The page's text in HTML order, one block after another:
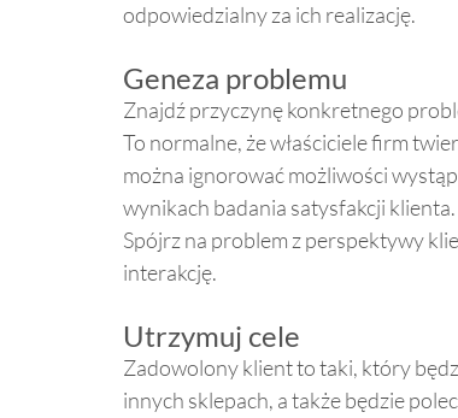
odpowiedzialny za ich realizację.
Geneza problemu
Znajdź przyczynę konkretnego
To normalne, że właściciele firm
można ignorować możliwości
wynikach badania satysfakcji
Spójrz na problem z perspektywy
interakcję.
Utrzymuj cele
Zadowolony klient to taki, który
innych sklepach, a także będzie